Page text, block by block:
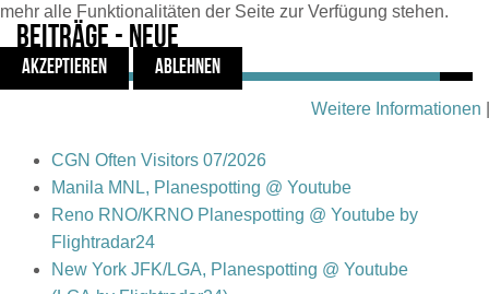
Beiträge - Neue
CGN Often Visitors 07/2026
Manila MNL, Planespotting @ Youtube
Reno RNO/KRNO Planespotting @ Youtube by
Flightradar24
New York JFK/LGA, Planespotting @ Youtube
mehr alle Funktionalitäten der Seite zur Verfügung stehen.
AKZEPTIEREN ABLEHNEN
Weitere Informationen